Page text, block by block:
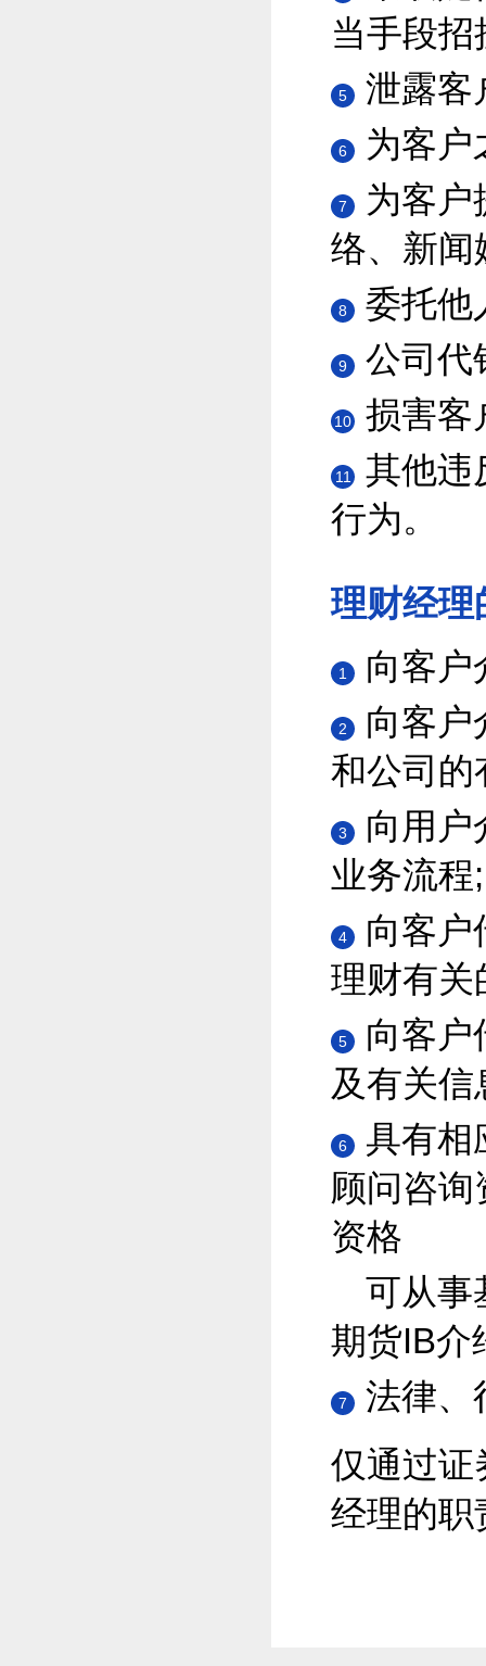
当手段
5 泄露客
6 为客户
7
为客户
络、新闻
8 委托他
9 公司代
10 损害客
11
其他违
行为。
理财经理
1 向客户
2
向客户
和公司的
3
向用户
业务流程;
4
向客户
理财有关
5
向客户
及有关
6
具有相
顾问咨
资格
可从事
期货IB介
7
法律、
仅通过证
经理的职